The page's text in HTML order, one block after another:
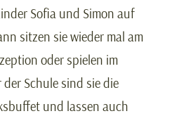
Sofia und Simon auf
sitzen sie wieder mal am
oder spielen im
Schule sind sie die
und lassen auch